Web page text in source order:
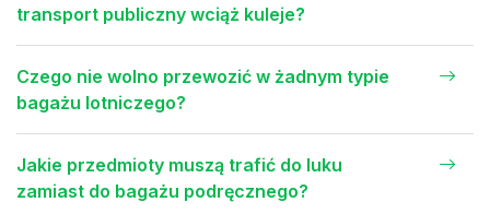
transport publiczny wciąż kuleje?
Czego nie wolno przewozić w żadnym typie
bagażu lotniczego?
Jakie przedmioty muszą trafić do luku
zamiast do bagażu podręcznego?